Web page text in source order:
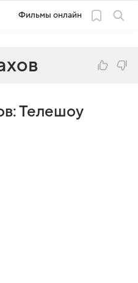
Фильмы онлайн
Телешоу